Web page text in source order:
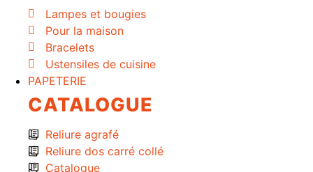
Lampes et bougies
Pour la maison
Bracelets
Ustensiles de cuisine
PAPETERIE
CATALOGUE
Reliure agrafé
Reliure dos carré collé
Catalogue